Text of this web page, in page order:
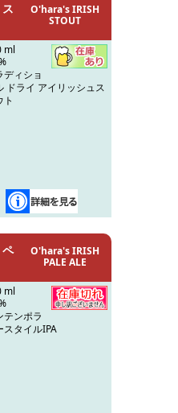
O'hara's IRISH
STOUT
ml
ディショ
ドライ アイリッシュス
ト
O'hara's IRISH
PALE ALE
ml
テンポラ
スタイルIPA